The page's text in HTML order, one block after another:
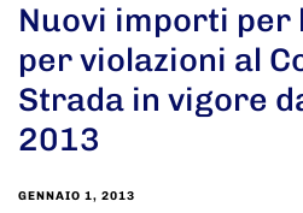
Nuovi importi per
per violazioni al
Strada in vigore
2013
GENNAIO 1, 2013